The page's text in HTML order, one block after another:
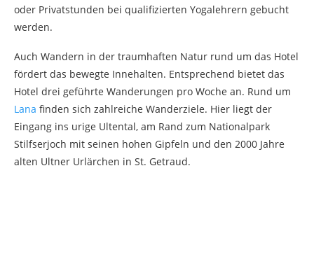
oder Privatstunden bei qualifizierten Yogalehrern gebucht
werden.
Auch Wandern in der traumhaften Natur rund um das Hotel
fördert das bewegte Innehalten. Entsprechend bietet das
Hotel drei geführte Wanderungen pro Woche an. Rund um
Lana finden sich zahlreiche Wanderziele. Hier liegt der
Eingang ins urige Ultental, am Rand zum Nationalpark
Stilfserjoch mit seinen hohen Gipfeln und den 2000 Jahre
alten Ultner Urlärchen in St. Getraud.